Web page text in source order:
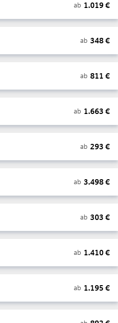
ab 1.019€
ab 348€
ab 811 €
ab 1.663 €
ab 293 €
ab 3.498€
ab 303 €
ab 1.410€
ab 1.195 €